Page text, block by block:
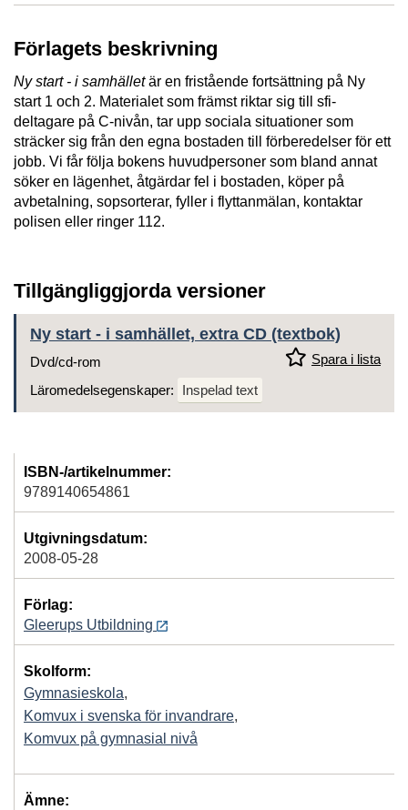
Förlagets beskrivning
Ny start - i samhälletär en fristående fortsättning på Ny
start 1 och 2. Materialet som främst riktar sig till sfi-
deltagare på C-nivån, tar upp sociala situationer som
sträcker sig från den egna bostaden till förberedelser för ett
jobb. Vi får följa bokens huvudpersoner som bland annat
söker en lägenhet, åtgärdar fel i bostaden, köper på
avbetalning, sopsorterar, fyller i flyttanmälan, kontaktar
polisen eller ringer 112.
Tillgängliggjorda versioner
Ny start - i samhället, extra CD (textbok)
Spara i lista
Dvd/cd-rom
Läromedelsegenskaper:
Inspelad text
ISBN-/artikelnummer:
9789140654861
Utgivningsdatum:
2008-05-28
Förlag:
Gleerups Utbildning
Skolform:
Gymnasieskola,
Komvux i svenska för invandrare,
Komvux på gymnasial nivå
Ämne: